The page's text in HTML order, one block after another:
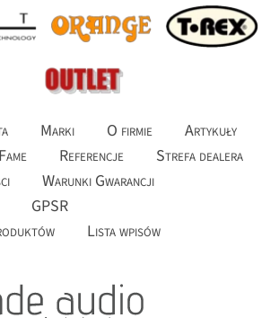
Marki O firmie
Artykuły
Referencje
Strefa dealera
Warunki Gwarancji
GPSR
Lista wpisów